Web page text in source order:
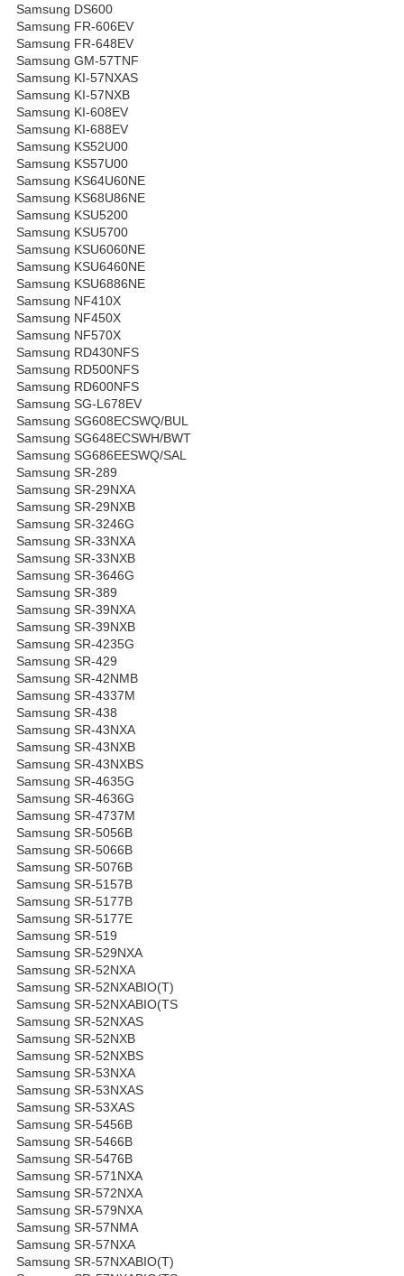
Samsung DS600
Samsung FR-606EV
Samsung FR-648EV
Samsung GM-57TNF
Samsung KI-57NXAS
Samsung KI-57NXB
Samsung KI-608EV
Samsung KI-688EV
Samsung KS52U00
Samsung KS57U00
Samsung KS64U60NE
Samsung KS68U86NE
Samsung KSU5200
Samsung KSU5700
Samsung KSU6060NE
Samsung KSU6460NE
Samsung KSU6886NE
Samsung NF410X
Samsung NF450X
Samsung NF570X
Samsung RD430NFS
Samsung RD500NFS
Samsung RD600NFS
Samsung SG-L678EV
Samsung SG608ECSWQ/BUL
Samsung SG648ECSWH/BWT
Samsung SG686EESWQ/SAL
Samsung SR-289
Samsung SR-29NXA
Samsung SR-29NXB
Samsung SR-3246G
Samsung SR-33NXA
Samsung SR-33NXB
Samsung SR-3646G
Samsung SR-389
Samsung SR-39NXA
Samsung SR-39NXB
Samsung SR-4235G
Samsung SR-429
Samsung SR-42NMB
Samsung SR-4337M
Samsung SR-438
Samsung SR-43NXA
Samsung SR-43NXB
Samsung SR-43NXBS
Samsung SR-4635G
Samsung SR-4636G
Samsung SR-4737M
Samsung SR-5056B
Samsung SR-5066B
Samsung SR-5076B
Samsung SR-5157B
Samsung SR-5177B
Samsung SR-5177E
Samsung SR-519
Samsung SR-529NXA
Samsung SR-52NXA
Samsung SR-52NXABIO(T)
Samsung SR-52NXABIO(TS
Samsung SR-52NXAS
Samsung SR-52NXB
Samsung SR-52NXBS
Samsung SR-53NXA
Samsung SR-53NXAS
Samsung SR-53XAS
Samsung SR-5456B
Samsung SR-5466B
Samsung SR-5476B
Samsung SR-571NXA
Samsung SR-572NXA
Samsung SR-579NXA
Samsung SR-57NMA
Samsung SR-57NXA
Samsung SR-57NXABIO(T)